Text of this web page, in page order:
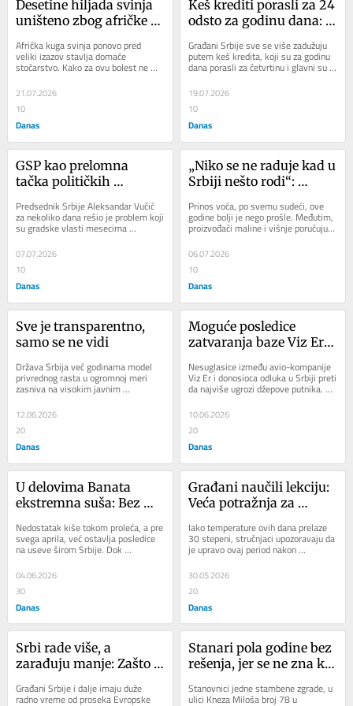
Desetine hiljada svinja
uništeno zbog afričke
poskupljenje mesa
Afrička kuga svinja ponovo pred
veliki izazov stavlja domaće
stočarstvo. Kako za ovu bolest ne
njenog...
21.07.2026
10
Danas
Keš krediti porasli za 24
odsto za godinu dana:
potrošnju sve češće
finansiraju
Građani Srbije sve se više zadužuju
putem keš kredita, koji su za godinu
dana porasli za četvrtinu i glavni su
pokretač rasta zaduženosti...
19.07.2026
10
Danas
GSP kao prelomna
tačka političkih
naglog zaokreta vlasti u
slučaju Strele?
Predsednik Srbije Aleksandar Vučić
za nekoliko dana rešio je problem koji
su gradske vlasti mesecima
ignorisale. Gradsko saobraćajno
preduzeće...
07.07.2026
10
Danas
„Niko se ne raduje kad u
Srbiji nešto rodi“:
proizvođači maline i
višnje revoltirani
Prinos voća, po svemu sudeći, ove
godine bolji je nego prošle. Međutim,
proizvođači maline i višnje poručuju
da nema puno razloga za...
06.07.2026
10
Danas
Sve je transparentno,
samo se ne vidi
Država Srbija već godinama model
privrednog rasta u ogromnoj meri
zasniva na visokim javnim
investicijama. Prostije rečeno, država
pokreće...
12.06.2026
20
Danas
Moguće posledice
zatvaranja baze Viz Er-a
letova, skuplje karte
Nesuglasice između avio-kompanije
Viz Er i donosioca odluka u Srbiji preti
da najviše ugrozi džepove putnika.
Kompanija upozorava na moguće...
10.06.2026
20
Danas
U delovima Banata
ekstremna suša: Bez
ratari nemaju čemu da
se nadaju
Nedostatak kiše tokom proleća, a pre
svega aprila, već ostavlja posledice
na useve širom Srbije. Dok
poljoprivrednici upozoravaju da je
suša već...
04.06.2026
30
Danas
Građani naučili lekciju:
Veća potražnja za
stovarištima, tržište
stabilno (CENOVNIK)
Iako temperature ovih dana prelaze
30 stepeni, stručnjaci upozoravaju da
je upravo ovaj period nakon
završetka grejne sezone najbolji za
nabavku...
30.05.2026
20
Danas
Srbi rade više, a
zarađuju manje: Zašto
plate i bolji standard?
Građani Srbije i dalje imaju duže
radno vreme od proseka Evropske
Stanari pola godine bez
rešenja, jer se ne zna ko
Gradsko stambeno gde
Stanovnici jedne stambene zgrade, u
ulici Kneza Miloša broj 78 u